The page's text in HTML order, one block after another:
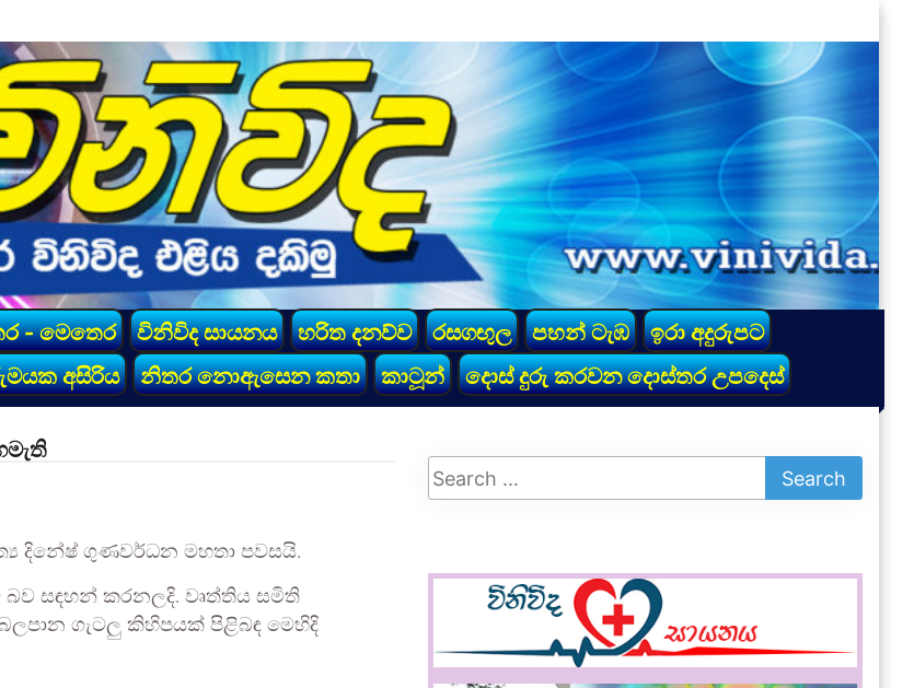
- මෙතෙර විනිවිද සායනය හරිත දනව්ව රසගඟුල පහන් ටැඹ
ඉරා අදුරුපට
අසිරිය නිතර නොඇසෙන කතා කාටූන් දොස් දුරු කරවන දොස්තර උපදෙස්
දිනේෂ් ගුණවර්ධන මහතා පවසයි.
බව සඳහන් කරනලදි. වෘත්තිය සමිති
ගැටලු කිහිපයක් පිළිබඳ මෙහිදි